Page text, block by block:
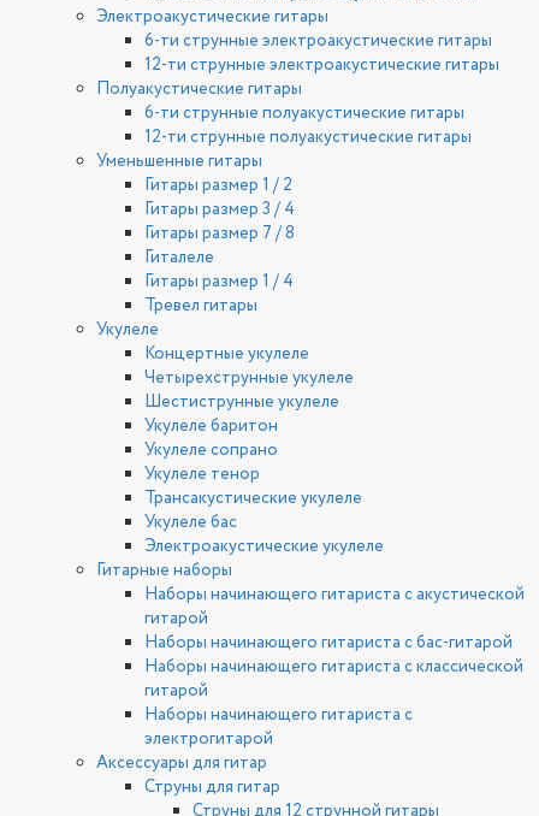
Электроакустические гитары
6-ти струнные электроакустические гитары
12-ти струнные электроакустические гитары
Полуакустические гитары
6-ти струнные полуакустические гитары
12-ти струнные полуакустические гитары
Уменьшенные гитары
Гитары размер 1 / 2
Гитары размер 3 / 4
Гитары размер 7 / 8
Гиталеле
Гитары размер 1 / 4
Тревел гитары
Укулеле
Концертные укулеле
Четырехструнные укулеле
Шестиструнные укулеле
Укулеле баритон
Укулеле сопрано
Укулеле тенор
Трансакустические укулеле
Укулеле бас
Электроакустические укулеле
Гитарные наборы
Наборы начинающего гитариста с акустической
гитарой
Наборы начинающего гитариста с бас-гитарой
Наборы начинающего гитариста с классической
гитарой
Наборы начинающего гитариста с
электрогитарой
Аксессуары для гитар
Струны для гитар
Струны для 12 струнной гитары